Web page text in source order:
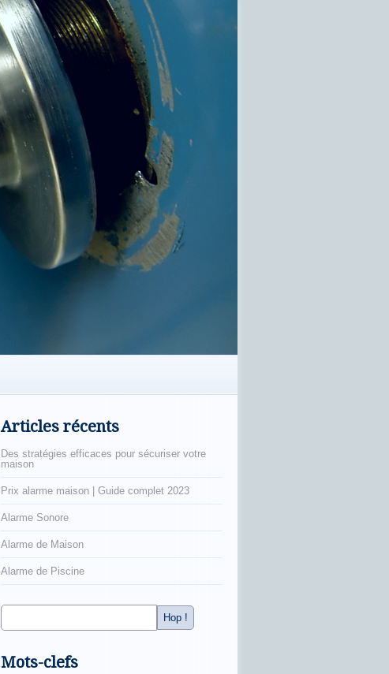
Articles récents
Des stratégies efficaces pour sécuriser votre
maison
Prix alarme maison | Guide complet 2023
Alarme Sonore
Alarme de Maison
Alarme de Piscine
Mots-clefs